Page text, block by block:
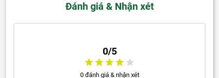
Đánh giá & Nhận xét
0/5
0 đánh giá & nhận xét